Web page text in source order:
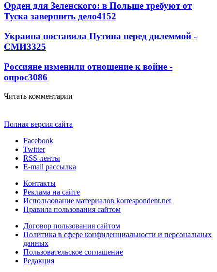
Орден для Зеленского: в Польше требуют от
Туска завершить дело4152
Украина поставила Путина перед дилеммой -
СМИ3325
Россияне изменили отношение к войне -
опрос3086
Читать комментарии
Полная версия сайта
Facebook
Twitter
RSS-ленты
E-mail рассылка
Контакты
Реклама на сайте
Использование материалов korrespondent.net
Правила пользования сайтом
Договор пользования сайтом
Политика в сфере конфиденциальности и персональных
данных
Пользовательское соглашение
Редакция